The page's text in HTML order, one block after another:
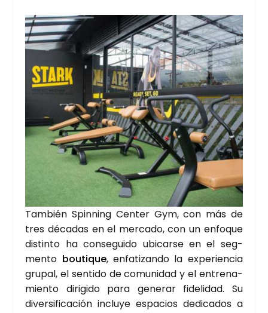
Tam­biénSpin­ning Cen­ter Gym, con más de
tres déca­das en el mer­ca­do, con un enfo­que
dis­tin­to ha con­se­gui­do ubi­car­se en el seg­
men­to bou­ti­que, enfa­ti­zan­do la expe­rien­cia
gru­pal, el sen­ti­do de comu­ni­dad y el entre­na­
mien­to diri­gi­do para gene­rar fide­li­dad. Su
diver­si­fi­ca­ción inclu­ye espa­cios dedi­ca­dos a